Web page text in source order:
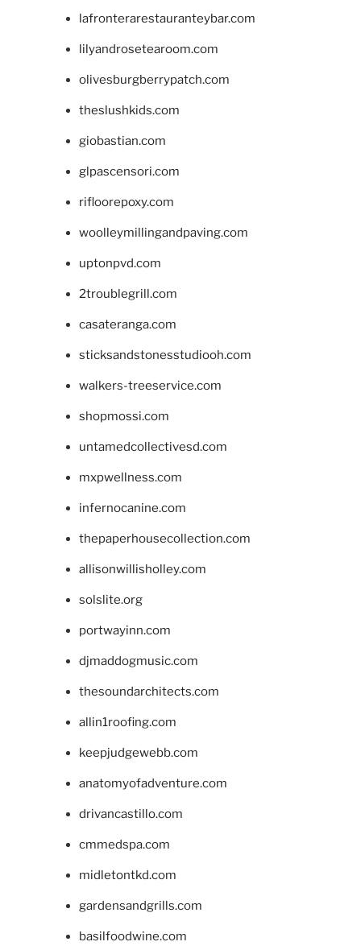
lafronterarestauranteybar.com
lilyandrosetearoom.com
olivesburgberrypatch.com
theslushkids.com
giobastian.com
glpascensori.com
rifloorepoxy.com
woolleymillingandpaving.com
uptonpvd.com
2troublegrill.com
casateranga.com
sticksandstonesstudiooh.com
walkers-treeservice.com
shopmossi.com
untamedcollectivesd.com
mxpwellness.com
infernocanine.com
thepaperhousecollection.com
allisonwillisholley.com
solslite.org
portwayinn.com
djmaddogmusic.com
thesoundarchitects.com
allin1roofing.com
keepjudgewebb.com
anatomyofadventure.com
drivancastillo.com
cmmedspa.com
midletontkd.com
gardensandgrills.com
basilfoodwine.com